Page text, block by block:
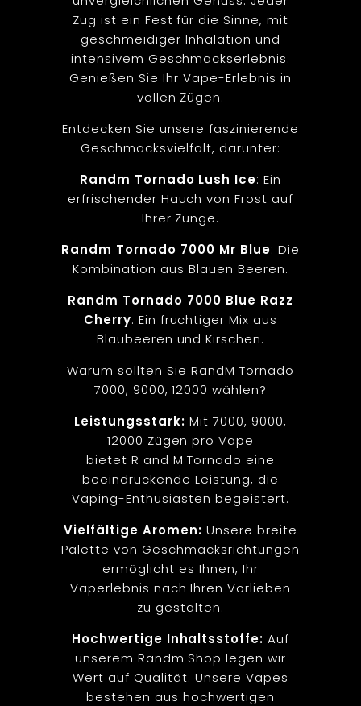
Zug ist ein Fest für die Sinne, mit
geschmeidiger Inhalation und
intensivem Geschmackserlebnis.
Genießen Sie Ihr Vape-Erlebnis in
vollen Zügen.
Entdecken Sie unsere faszinierende
Geschmacksvielfalt, darunter:
Randm Tornado Lush Ice: Ein
erfrischender Hauch von Frost auf
Ihrer Zunge.
Randm Tornado 7000 Mr Blue: Die
Kombination aus Blauen Beeren.
Randm Tornado 7000 Blue Razz
Cherry: Ein fruchtiger Mix aus
Blaubeeren und Kirschen.
Warum sollten Sie RandM Tornado
7000, 9000, 12000 wählen?
Leistungsstark: Mit 7000, 9000,
12000 Zügen pro Vape
bietet R and M Tornado eine
beeindruckende Leistung, die
Vaping-Enthusiasten begeistert.
Vielfältige Aromen: Unsere breite
Palette von Geschmacksrichtungen
ermöglicht es Ihnen, Ihr
Vaperlebnis nach Ihren Vorlieben
zu gestalten.
Hochwertige Inhaltsstoffe: Auf
unserem Randm Shop legen wir
Wert auf Qualität. Unsere Vapes
bestehen aus hochwertigen